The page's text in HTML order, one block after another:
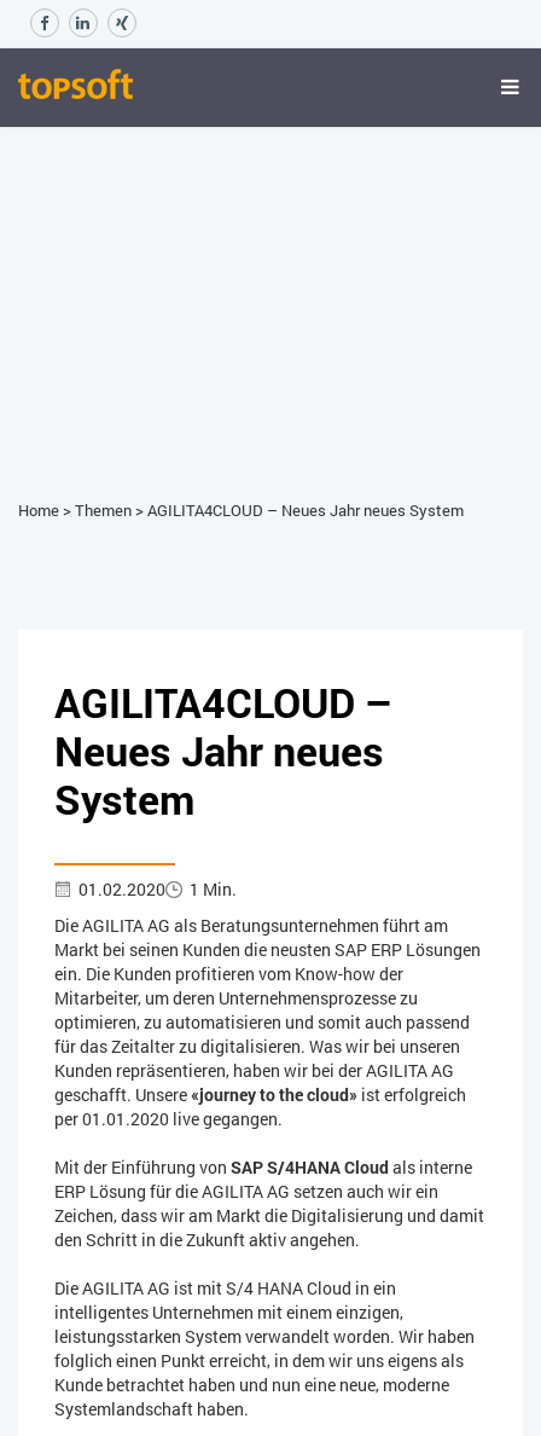
Home>Themen>AGILITA4CLOUD – Neues Jahr neues System
AGILITA4CLOUD –
Neues Jahr neues
System
01.02.2020
1 Min.
Die AGILITA AG als Beratungsunternehmen führt am
Markt bei seinen Kunden die neusten SAP ERP Lösungen
ein. Die Kunden profitieren vom Know-how der
Mitarbeiter, um deren Unternehmensprozesse zu
optimieren, zu automatisieren und somit auch passend
für das Zeitalter zu digitalisieren. Was wir bei unseren
Kunden repräsentieren, haben wir bei der AGILITA AG
geschafft. Unsere «journey to the cloud» ist erfolgreich
per 01.01.2020 live gegangen.
Mit der Einführung von SAP S/4HANA Cloudals interne
ERP Lösung für die AGILITA AG setzen auch wir ein
Zeichen, dass wir am Markt die Digitalisierung und damit
den Schritt in die Zukunft aktiv angehen.
Die AGILITA AG ist mit S/4 HANA Cloud in ein
intelligentes Unternehmen mit einem einzigen,
leistungsstarken System verwandelt worden. Wir haben
folglich einen Punkt erreicht, in dem wir uns eigens als
Kunde betrachtet haben und nun eine neue, moderne
Systemlandschaft haben.